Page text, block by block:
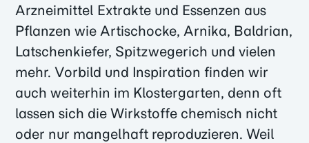
Arzneimittel Extrakte und Essenzen aus
Pflanzen wie Artischocke, Arnika, Baldrian,
Latschenkiefer, Spitzwegerich und vielen
mehr. Vorbild und Inspiration finden wir
auch weiterhin im Klostergarten, denn oft
lassen sich die Wirkstoffe chemisch nicht
oder nur mangelhaft reproduzieren. Weil